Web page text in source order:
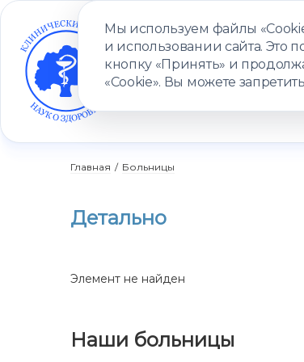
Мы используем файлы
и использовании сайта. Это
кнопку «Принять» и
«Cookie». Вы можете
Главная / Больницы
Детально
Элемент не найден
Наши больницы